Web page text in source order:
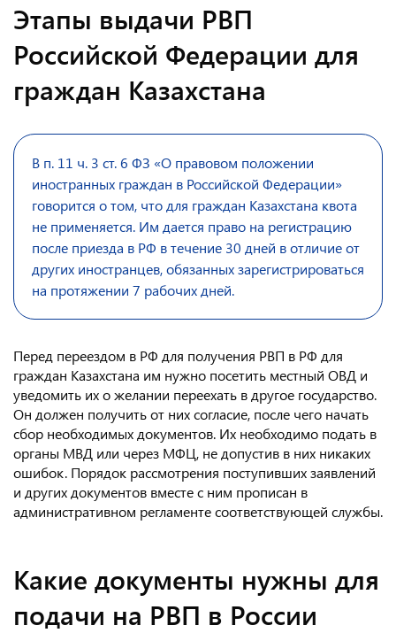
Этапы выдачи РВП
Российской Федерации для
граждан Казахстана
В п. 11 ч. 3 ст. 6 ФЗ «О правовом положении
иностранных граждан в Российской Федерации»
говорится о том, что для граждан Казахстана квота
не применяется. Им дается право на регистрацию
после приезда в РФ в течение 30 дней в отличие от
других иностранцев, обязанных зарегистрироваться
на протяжении 7 рабочих дней.
Перед переездом в РФ для получения РВП в РФ для
граждан Казахстана им нужно посетить местный ОВД и
уведомить их о желании переехать в другое государство.
Он должен получить от них согласие, после чего начать
сбор необходимых документов. Их необходимо подать в
органы МВД или через МФЦ, не допустив в них никаких
ошибок. Порядок рассмотрения поступивших заявлений
и других документов вместе с ним прописан в
административном регламенте соответствующей службы.
Какие документы нужны для
подачи на РВП в России